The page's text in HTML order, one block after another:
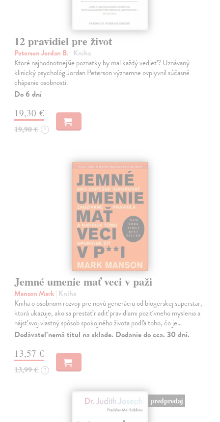
12 pravidiel pre život
Peterson Jordan B. | Kniha
Ktoré najhodnotnejšie poznatky by mal každý vedieť? Uznávaný
klinický psychológ Jordan Peterson významne ovplyvnil súčasné
chápanie osobnosti.
Do 6 dní
19,30 €
19,90 € ?
Jemné umenie mať veci v paži
Manson Mark| Kniha
Kniha o osobnom rozvoji pre novú generáciu od blogerskej superstar,
ktorá ukazuje, ako sa prestať riadiť pravidlami pozitívneho myslenia a
nájsť svoj vlastný spôsob spokojného života podľa toho, čo je…
Dodávateľ nemá titul na sklade. Dodanie do cca. 30 dní.
13,57 €
13,99 € ?
predpredaj